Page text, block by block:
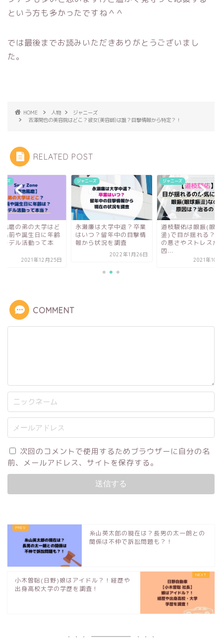
という方も多かったですね＾＾
では最後までお読みいただきありがとうございまし
た。
HOME 人物
ジャニーズ
吉澤閑也の美容院はどこ？彼女(美容師)は誰？目撃情報から特定？！
RELATED POST
ーズ
風磨の弟の大学はど
名前や誕生日に年齢
モデル活動って本
2021年12月25日
ジャニーズ
永瀬廉は大学中退？卒業
はいつ？留年中の目撃情
報から状況を調査
2022年1月26日
ジャニーズ
道枝駿佑は眼振(眼
盪)で目が揺れる？
の悪さやストレスが
因...
2021年10
COMMENT
次回のコメントで使用するためブラウザーに自分の名
前、メールアドレス、サイトを保存する。
糸山英太郎の現在は？長男の太一朗との
関係は不仲で訴訟問題も？！
小木曽聡(日野)娘はアイドル？！経歴や
出身高校大学の学歴を調査！